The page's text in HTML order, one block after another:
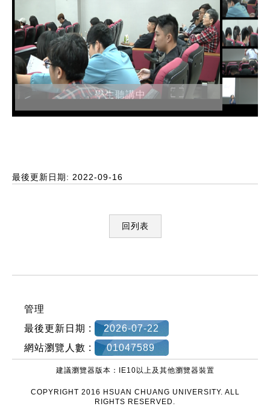
學生聽講中
最後更新日期: 2022-09-16
回列表
管理
最後更新日期 :
2026-07-22
網站瀏覽人數 :
01047589
建議瀏覽器版本：IE10以上及其他瀏覽器裝置
COPYRIGHT 2016 HSUAN CHUANG UNIVERSITY. ALL
RIGHTS RESERVED.